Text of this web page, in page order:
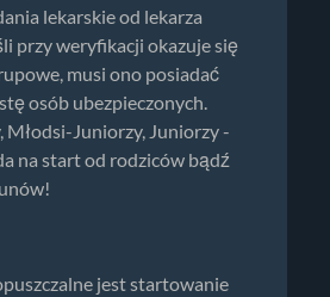
lekarskie od lekarza
przy weryfikacji okazuje się
musi ono posiadać
osób ubezpieczonych.
Młodsi-Juniorzy, Juniorzy -
na start od rodziców bądź
jest startowanie